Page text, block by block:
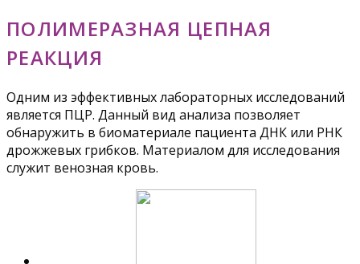
ПОЛИМЕРАЗНАЯ ЦЕПНАЯ
РЕАКЦИЯ
Одним из эффективных лабораторных исследований
является ПЦР. Данный вид анализа позволяет
обнаружить в биоматериале пациента ДНК или РНК
дрожжевых грибков. Материалом для исследования
служит венозная кровь.